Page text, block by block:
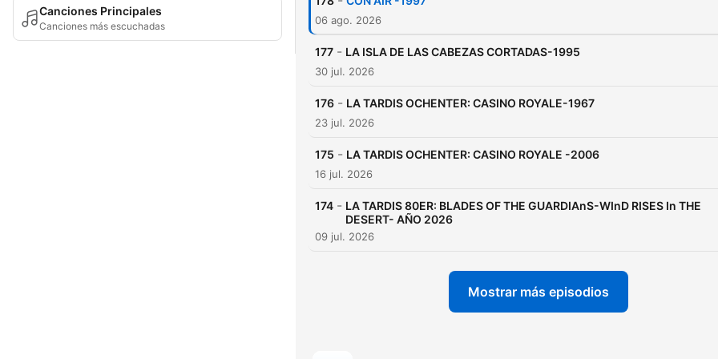
Canciones Principales
Canciones más escuchadas
https://underground-
06 ago. 2026
177 - LA ISLA DE LAS CABEZAS CORTADAS-1995
30 jul. 2026
176 - LA TARDIS OCHENTER: CASINO ROYALE-1967
23 jul. 2026
175 - LA TARDIS OCHENTER: CASINO ROYALE -2006
16 jul. 2026
174 - LA TARDIS 80ER: BLADES OF THE GUARDIAnS-WInD RISES In THE
DESERT- AÑO 2026
09 jul. 2026
Mostrar más episodios